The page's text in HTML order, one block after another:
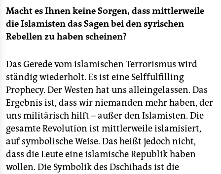
Macht es Ihnen keine Sorgen, dass mittlerweile
die Islamisten das Sagen bei den syrischen
Rebellen zu haben scheinen?
Das Gerede vom islamischen Terrorismus wird
ständig wiederholt. Es ist eine Selffulfilling
Prophecy. Der Westen hat uns alleingelassen. Das
Ergebnis ist, dass wir niemanden mehr haben, der
uns militärisch hilft – außer den Islamisten. Die
gesamte Revolution ist mittlerweile islamisiert,
auf symbolische Weise. Das heißt jedoch nicht,
dass die Leute eine islamische Republik haben
wollen. Die Symbolik des Dschihads ist die